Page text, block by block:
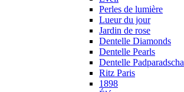
Perles de lumière
Lueur du jour
Jardin de rose
Dentelle Diamonds
Dentelle Pearls
Dentelle Padparadscha
Ritz Paris
1898